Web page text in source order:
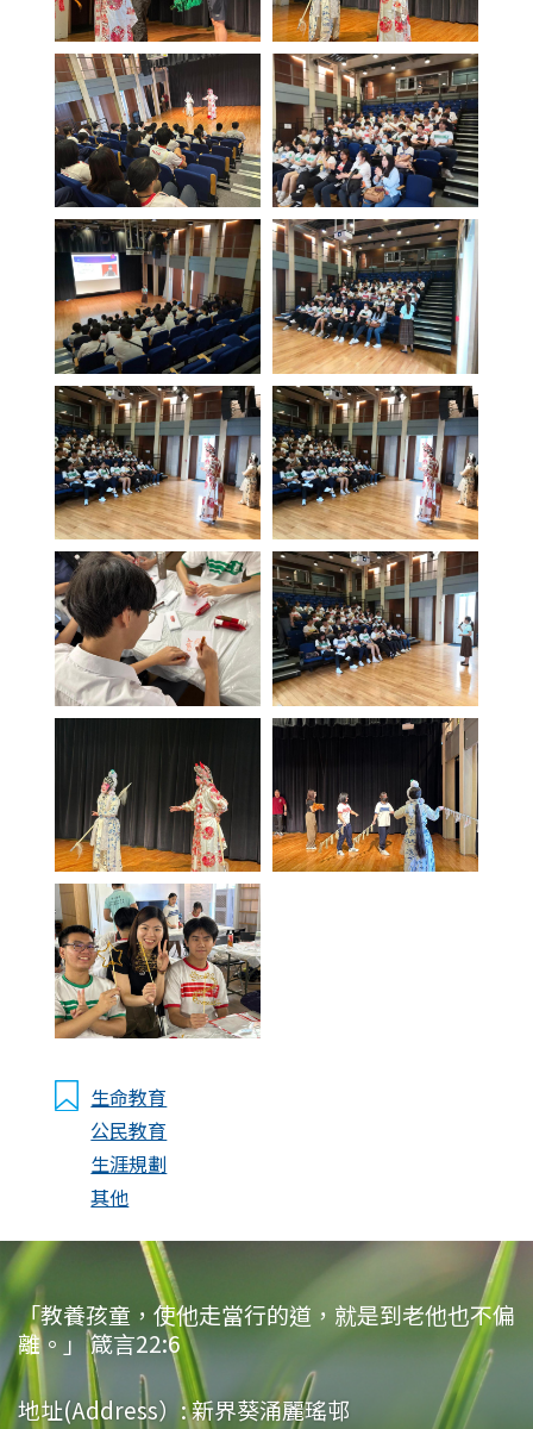
生命教育
公民教育
生涯規劃
其他
「教養孩童，使他走當行的道，就是到老他也不偏
離。」 箴言22:6
地址(Address）:新界葵涌麗瑤邨